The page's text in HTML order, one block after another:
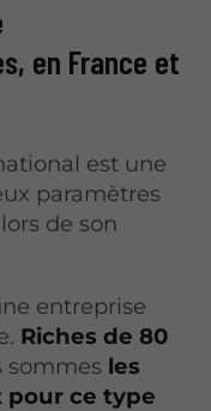
en France et
est une
paramètres
de son
entreprise
Riches de 80
sommes les
pour ce type